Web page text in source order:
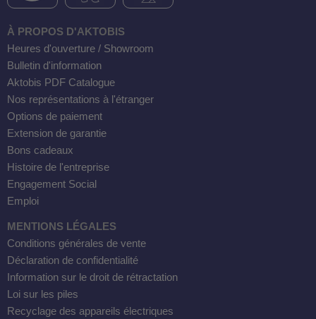
À PROPOS D'AKTOBIS
Heures d'ouverture / Showroom
Bulletin d'information
Aktobis PDF Catalogue
Nos représentations à l'étranger
Options de paiement
Extension de garantie
Bons cadeaux
Histoire de l'entreprise
Engagement Social
Emploi
MENTIONS LÉGALES
Conditions générales de vente
Déclaration de confidentialité
Information sur le droit de rétractation
Loi sur les piles
Recyclage des appareils électriques